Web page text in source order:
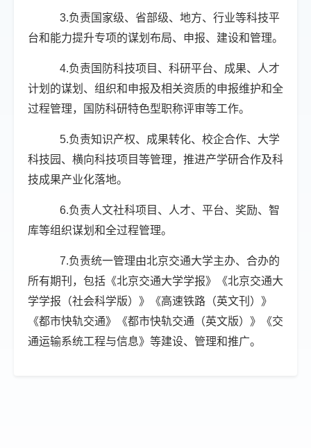
3.负责国家级、省部级、地方、行业等科技平
台和能力提升专项的谋划布局、申报、建设和管理。
4.负责国防科技项目、科研平台、成果、人才
计划的谋划、组织和申报及相关资质的申报维护和全
过程管理，国防科研特色型职称评审等工作。
5.负责知识产权、成果转化、校企合作、大学
科技园、横向科技项目等管理，推进产学研合作及科
技成果产业化落地。
6.负责人文社科项目、人才、平台、奖励、智
库等组织谋划和全过程管理。
7.负责统一管理由北京交通大学主办、合办的
所有期刊，包括《北京交通大学学报》《北京交通大
学学报（社会科学版）》《高速铁路（英文刊）》
《都市快轨交通》《都市快轨交通（英文版）》《交
通运输系统工程与信息》等建设、管理和推广。